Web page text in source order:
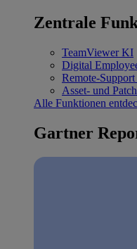
Zentrale
TeamViewer KI
Digital
Remote-
Asset- und
Alle Funktionen
Gartner